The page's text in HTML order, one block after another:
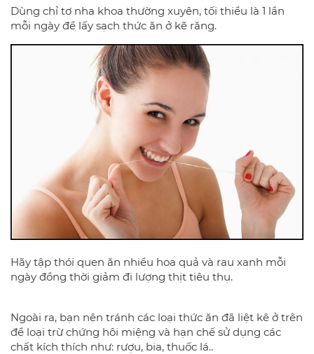
Dùng chỉ tơ nha khoa thường xuyên, tối thiểu là 1 lần
mỗi ngày để lấy sạch thức ăn ở kẽ răng.
Hãy tập thói quen ăn nhiều hoa quả và rau xanh mỗi
ngày đồng thời giảm đi lượng thịt tiêu thụ.
Ngoài ra, bạn nên tránh các loại thức ăn đã liệt kê ở trên
để loại trừ chứng hôi miệng và hạn chế sử dụng các
chất kích thích như: rượu, bia, thuốc lá..